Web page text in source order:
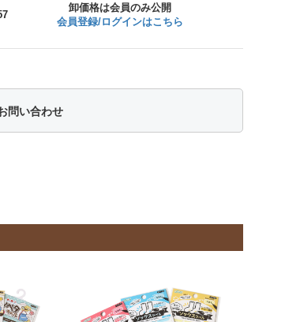
卸価格は会員のみ公開
会員登録/ログインはこちら
問い合わせ